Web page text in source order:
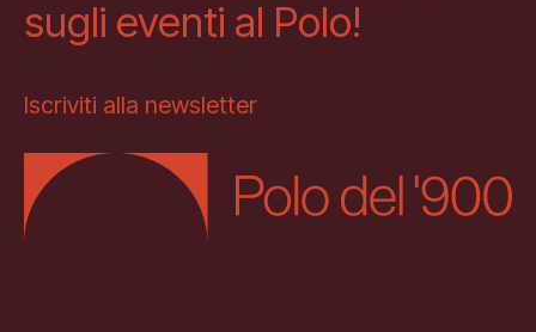
sugli eventi al Polo!
Iscriviti alla newsletter